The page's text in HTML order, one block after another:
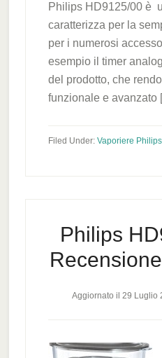
Philips HD9125/00 è
caratterizza per la
per i numerosi
esempio il timer
del prodotto, che
funzionale e avanzato
Filed Under: Vaporiere Philips
Philips
Aggiornato il 29 Luglio